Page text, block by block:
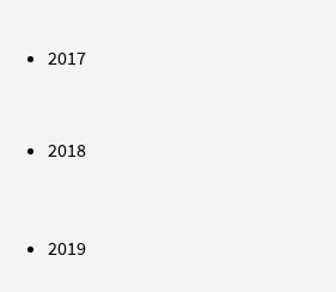
2017
2018
2019